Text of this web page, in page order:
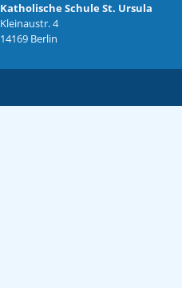
Katholische Schule St. Ursula
Kleinaustr. 4
14169 Berlin